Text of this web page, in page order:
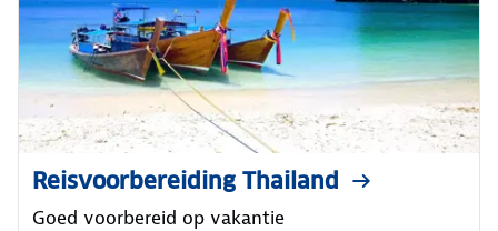
Reisvoorbereiding Thailand
Goed voorbereid op vakantie